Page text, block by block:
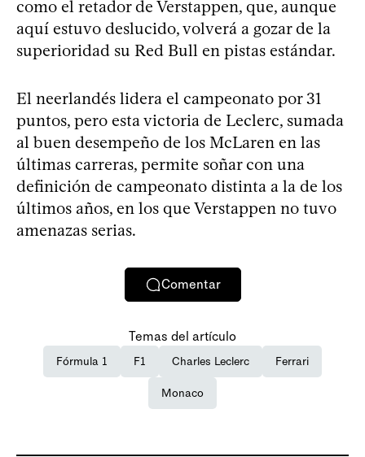
como el retador de Verstappen, que, aunque
aquí estuvo deslucido, volverá a gozar de la
superioridad su Red Bull en pistas estándar.
El neerlandés lidera el campeonato por 31
puntos, pero esta victoria de Leclerc, sumada
al buen desempeño de los McLaren en las
últimas carreras, permite soñar con una
definición de campeonato distinta a la de los
últimos años, en los que Verstappen no tuvo
amenazas serias.
Comentar
Temas del artículo
Fórmula 1 F1 Charles Leclerc Ferrari
Monaco